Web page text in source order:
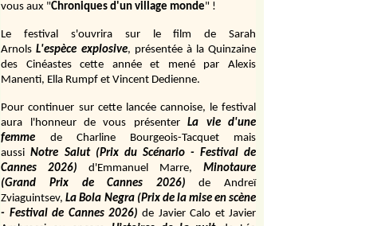
vous aux "Chroniques d'un village monde" !
Le festival s'ouvrira sur le film de Sarah
Arnols L'espèce explosive, présentée à la Quinzaine
des Cinéastes cette année et mené par Alexis
Manenti, Ella Rumpf et Vincent Dedienne.
Pour continuer sur cette lancée cannoise, le festival
aura l'honneur de vous présenter
La vie d'une
femme
de Charline Bourgeois-Tacquet
mais
aussi Notre Salut (Prix du Scénario - Festival de
Cannes 2026)
d'Emmanuel Marre,
Minotaure
(Grand Prix de Cannes 2026)
de Andreï
Zviaguintsev,La Bola Negra (Prix de la mise en scène
- Festival de Cannes 2026) de Javier Calo et Javier